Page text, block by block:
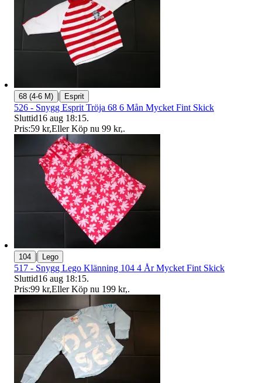
68 (4-6 M) | Esprit
526 - Snygg Esprit Tröja 68 6 Mån Mycket Fint Skick
Sluttid16 aug 18:15.
Pris:59 kr,Eller Köp nu 99 kr,.
104 | Lego
517 - Snygg Lego Klänning 104 4 År Mycket Fint Skick
Sluttid16 aug 18:15.
Pris:99 kr,Eller Köp nu 199 kr,.